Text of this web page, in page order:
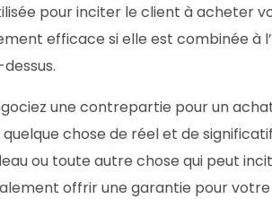
pour inciter le client à acheter
efficace si elle est combinée à
une contrepartie pour un
chose de réel et de
ou toute autre chose qui peut
offrir une garantie pour